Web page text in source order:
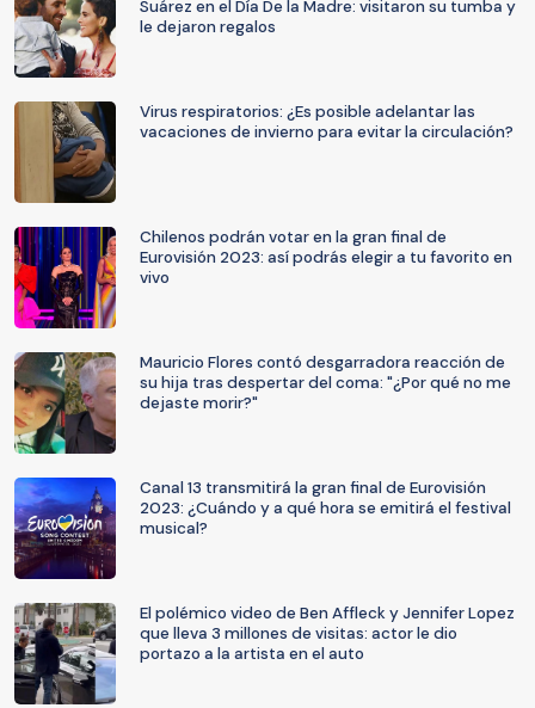
Suárez en el Día De la Madre: visitaron su tumba y
le dejaron regalos
Virus respiratorios: ¿Es posible adelantar las
vacaciones de invierno para evitar la circulación?
Chilenos podrán votar en la gran final de
Eurovisión 2023: así podrás elegir a tu favorito en
vivo
Mauricio Flores contó desgarradora reacción de
su hija tras despertar del coma: "¿Por qué no me
dejaste morir?"
Canal 13 transmitirá la gran final de Eurovisión
2023: ¿Cuándo y a qué hora se emitirá el festival
musical?
El polémico video de Ben Affleck y Jennifer Lopez
que lleva 3 millones de visitas: actor le dio
portazo a la artista en el auto